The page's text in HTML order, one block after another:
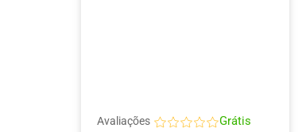
Avaliações Grátis